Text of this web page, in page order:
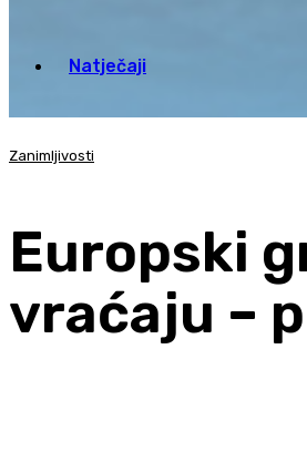
Natječaji
Zanimljivosti
Europski
vraćaju –